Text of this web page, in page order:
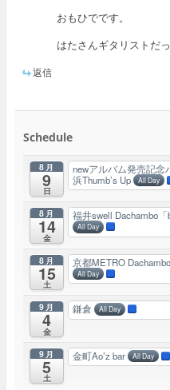
おもひでです。
はたさんギタリストだ
返信
Schedule
8月
9
日
newアルバム発売記念
浜Thumb’s Up
All Day
8月
14
金
福井swell Dachambo
All Day
8月
15
土
京都METRO
All Day
9月
4
金
鎌倉 All Day
9月
5
土
金町Ao’z bar All Day